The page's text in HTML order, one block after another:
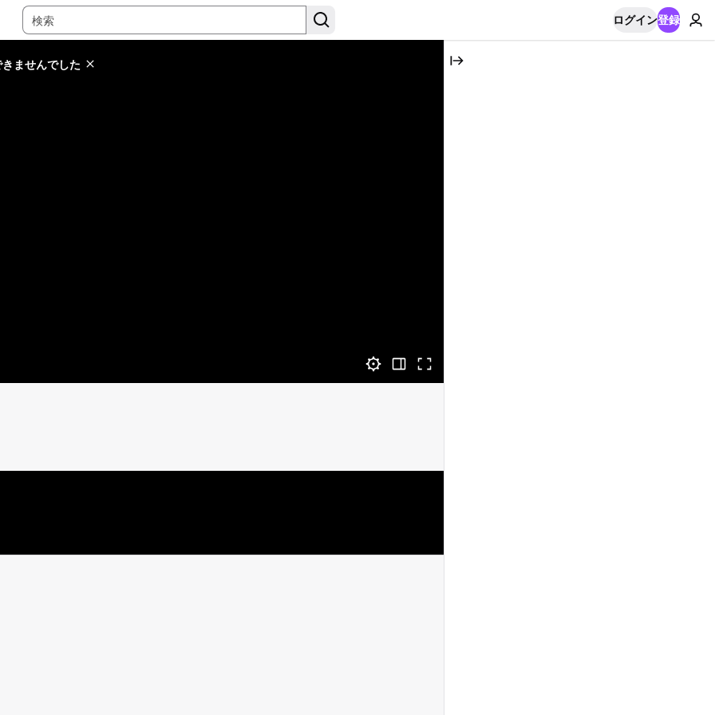
ログイン登録
ませんでした